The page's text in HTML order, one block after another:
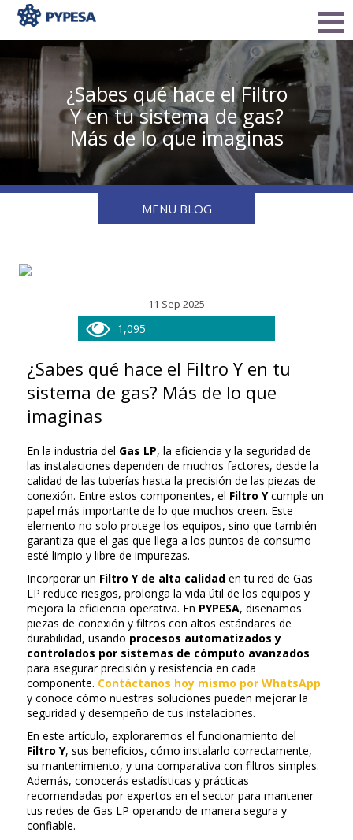
¿Sabes qué hace el Filtro
Y en tu sistema de gas?
Más de lo que imaginas
MENU BLOG
11 Sep 2025
1,095
¿Sabes qué hace el Filtro Y en tu
sistema de gas? Más de lo que
imaginas
En la industria del Gas LP, la eficiencia y la seguridad de
las instalaciones dependen de muchos factores, desde la
calidad de las tuberías hasta la precisión de las piezas de
conexión. Entre estos componentes, el Filtro Ycumple un
papel más importante de lo que muchos creen. Este
elemento no solo protege los equipos, sino que también
garantiza que el gas que llega a los puntos de consumo
esté limpio y libre de impurezas.
Incorporar un Filtro Y de alta calidad en tu red de Gas
LP reduce riesgos, prolonga la vida útil de los equipos y
mejora la eficiencia operativa. En PYPESA, diseñamos
piezas de conexión y filtros con altos estándares de
durabilidad, usando procesos automatizados y
controlados por sistemas de cómputo avanzados
para asegurar precisión y resistencia en cada
componente. Contáctanos hoy mismo por WhatsApp
y conoce cómo nuestras soluciones pueden mejorar la
seguridad y desempeño de tus instalaciones.
En este artículo, exploraremos el funcionamiento del
Filtro Y, sus beneficios, cómo instalarlo correctamente,
su mantenimiento, y una comparativa con filtros simples.
Además, conocerás estadísticas y prácticas
recomendadas por expertos en el sector para mantener
tus redes de Gas LP operando de manera segura y
confiable.